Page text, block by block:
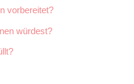
vorbereitet?
würdest?